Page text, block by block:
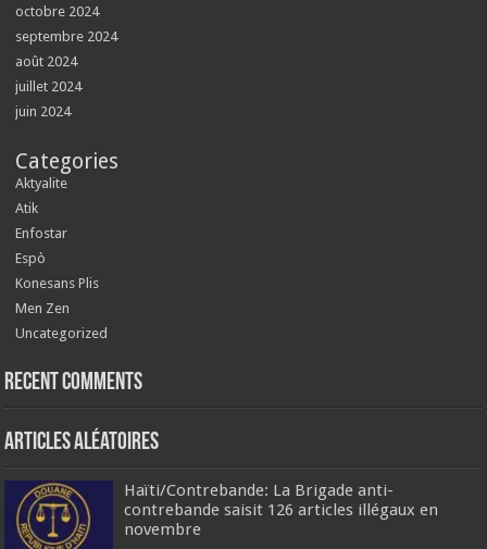
octobre 2024
septembre 2024
août 2024
juillet 2024
juin 2024
Categories
Aktyalite
Atik
Enfostar
Espò
Konesans Plis
Men Zen
Uncategorized
Recent Comments
Articles aléatoires
Haïti/Contrebande: La Brigade anti-
contrebande saisit 126 articles illégaux en
novembre